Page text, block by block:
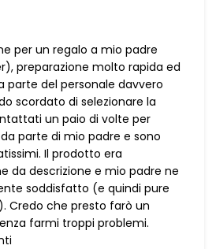
per un regalo a mio padre
preparazione molto rapida ed
parte del personale davvero
scordato di selezionare la
un paio di volte per
parte di mio padre e sono
Il prodotto era
da descrizione e mio padre ne
soddisfatto (e quindi pure
Credo che presto farò un
farmi troppi problemi.